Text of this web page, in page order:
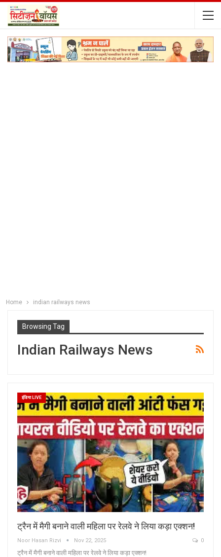
Home indian railways news
Browsing Tag
Indian Railways News
इंडिया LIVE
ट्रैन में मैगी बनाने वाली महिला पर रेलवे ने लिया कड़ा एक्शन!
Noor Hasan Rizvi Nov 22, 2025 0
ट्रैन में मैगी बनाने वाली महिला पर रेलवे ने लिया कड़ा एक्शन!